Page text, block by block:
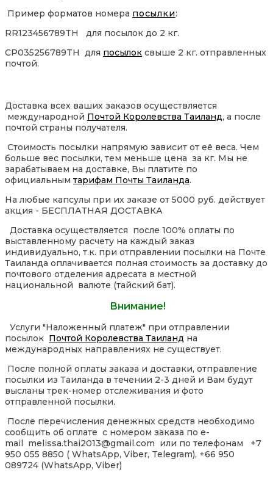
Пример форматов номера посылки:
RR123456789TH для посылок до 2 кг.
CP035256789TH для посылок свыше 2 кг. отправленных
почтой.
Доставка всех ваших заказов осуществляется
международной Почтой Королевства Таиланд, а после
почтой страны получателя.
Стоимость посылки напрямую зависит от её веса. Чем
больше вес посылки, тем меньше цена за кг. Мы не
зарабатываем на доставке, Вы платите по
официальным тарифам Почты Таиланда.
На любые капсулы при их заказе от 5000 руб. действует
акция - БЕСПЛАТНАЯ ДОСТАВКА
Доставка осуществляется после 100% оплаты по
выставленному расчету на каждый заказ
индивидуально, т.к. при отправлении посылки на Почте
Таиланда оплачивается полная стоимость за доставку до
почтового отделения адресата в местной
национальной валюте (тайский бат).
Внимание!
Услуги "Наложенный платеж" при отправлении
посылок Почтой Королевства Таиланд на
международных направлениях не существует.
После полной оплаты заказа и доставки, отправление
посылки из Таиланда в течении 2-3 дней и Вам будут
высланы трек-номер отслеживания и фото
отправленной посылки.
После перечисления денежных средств необходимо
сообщить об оплате с номером заказа по e-
mail melissa.thai2013@gmail.com или по телефонам +7
950 055 8850 ( WhatsApp, Viber, Telegram), +66 950
089724 (WhatsApp, Viber)